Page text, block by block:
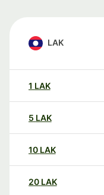
LAK
1 LAK
5 LAK
10 LAK
20 LAK